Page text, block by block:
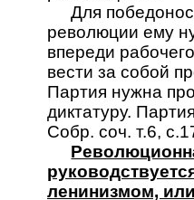
Для
революции ему
впереди
вести за собой
Партия нужна
диктатуру.
Собр. соч. т.6,
ленинизмом,